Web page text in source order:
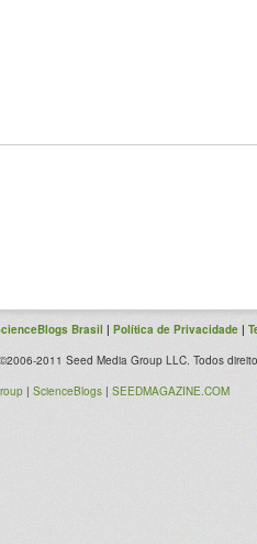
Brasil | Política de Privacidade |
2011 Seed Media Group LLC. Todos
| ScienceBlogs | SEEDMAGAZINE.COM